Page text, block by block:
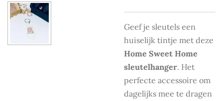
Geef je sleutels een
huiselijk tintje met deze
Home Sweet Home
sleutelhanger. Het
perfecte accessoire om
dagelijks mee te dragen